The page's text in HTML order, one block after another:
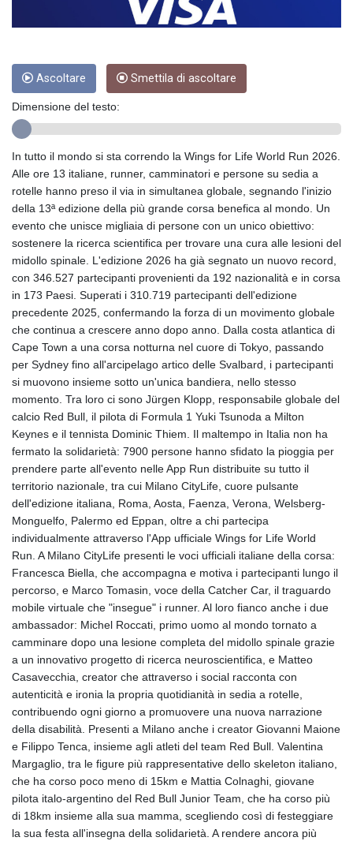
DJF 205.471255
DKK 7.476127
DZD 153.688915
EGP 57.556612
ERN 17.342235
GBP 0.856793
GEL 3.023376
GGP 0.859298
GNF
GTQ 8.820244
HKD 9.070596
HTG 151.152612
HUF 363.337748
20582.920659
IMP 0.859298
INR 110.065674
IQD
1514.334158
ISK 142.611425
JPY 182.105612
KYD 0.963357
KZT 541.790653
Ascoltare Smettila di ascoltare
Dimensione del testo:
In tutto il mondo si sta correndo la Wings for Life World Run 2026.
Alle ore 13 italiane, runner, camminatori e persone su sedia a
rotelle hanno preso il via in simultanea globale, segnando l'inizio
della 13ª edizione della più grande corsa benefica al mondo. Un
evento che unisce migliaia di persone con un unico obiettivo:
sostenere la ricerca scientifica per trovare una cura alle lesioni del
midollo spinale. L'edizione 2026 ha già segnato un nuovo record,
con 346.527 partecipanti provenienti da 192 nazionalità e in corsa
in 173 Paesi. Superati i 310.719 partecipanti dell'edizione
precedente 2025, confermando la forza di un movimento globale
che continua a crescere anno dopo anno. Dalla costa atlantica di
Cape Town a una corsa notturna nel cuore di Tokyo, passando
per Sydney fino all'arcipelago artico delle Svalbard, i partecipanti
si muovono insieme sotto un'unica bandiera, nello stesso
momento. Tra loro ci sono Jürgen Klopp, responsabile globale del
calcio Red Bull, il pilota di Formula 1 Yuki Tsunoda a Milton
Keynes e il tennista Dominic Thiem. Il maltempo in Italia non ha
fermato la solidarietà: 7900 persone hanno sfidato la pioggia per
prendere parte all'evento nelle App Run distribuite su tutto il
territorio nazionale, tra cui Milano CityLife, cuore pulsante
dell'edizione italiana, Roma, Aosta, Faenza, Verona, Welsberg-
Monguelfo, Palermo ed Eppan, oltre a chi partecipa
individualmente attraverso l'App ufficiale Wings for Life World
Run. A Milano CityLife presenti le voci ufficiali italiane della corsa:
Francesca Biella, che accompagna e motiva i partecipanti lungo il
percorso, e Marco Tomasin, voce della Catcher Car, il traguardo
mobile virtuale che "insegue" i runner. Al loro fianco anche i due
ambassador: Michel Roccati, primo uomo al mondo tornato a
camminare dopo una lesione completa del midollo spinale grazie
a un innovativo progetto di ricerca neuroscientifica, e Matteo
Casavecchia, creator che attraverso i social racconta con
autenticità e ironia la propria quotidianità in sedia a rotelle,
contribuendo ogni giorno a promuovere una nuova narrazione
della disabilità. Presenti a Milano anche i creator Giovanni Maione
e Filippo Tenca, insieme agli atleti del team Red Bull. Valentina
Margaglio, tra le figure più rappresentative dello skeleton italiano,
che ha corso poco meno di 15km e Mattia Colnaghi, giovane
pilota italo-argentino del Red Bull Junior Team, che ha corso più
di 18km insieme alla sua mamma, scegliendo così di festeggiare
la sua festa all'insegna della solidarietà. A rendere ancora più